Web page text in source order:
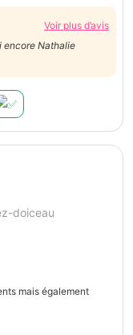
Voir plus d’avis
encore Nathalie
doiceau
mais également